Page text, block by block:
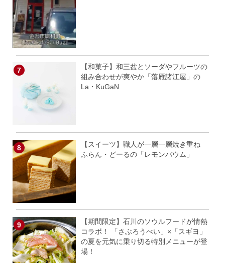
【和菓子】和三盆とソーダやフルーツの
組み合わせが爽やか「落雁諸江屋」の
La・KuGaN
【スイーツ】職人が一層一層焼き重ね
ふらん・どーるの「レモンバウム」
【期間限定】石川のソウルフードが情熱
コラボ！ 「さぶろうべい」×「スギヨ」
の夏を元気に乗り切る特別メニューが登
場！